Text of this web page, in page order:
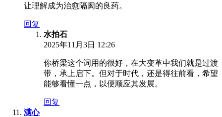
让理解成为治愈隔阂的良药。
回复
水拍石
2025年11月3日 12:26
你桥梁这个词用的很好，在大变革中我们就是过渡
带，承上启下。但对于时代，还是得往前看，希望
能够看懂一点，以便顺应其发展。
回复
满心